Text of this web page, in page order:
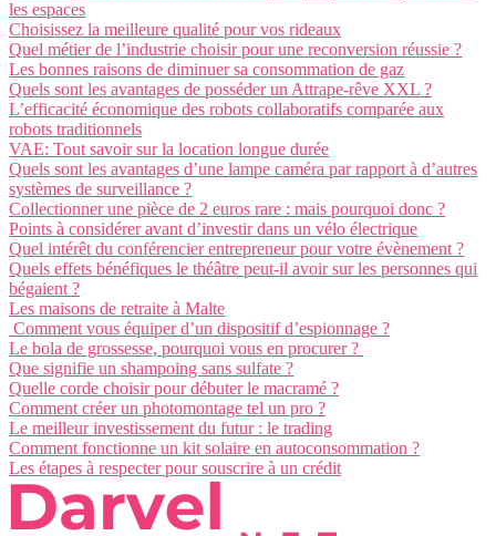
les espaces
Choisissez la meilleure qualité pour vos rideaux
Quel métier de l’industrie choisir pour une reconversion réussie ?
Les bonnes raisons de diminuer sa consommation de gaz
Quels sont les avantages de posséder un Attrape-rêve XXL ?
L’efficacité économique des robots collaboratifs comparée aux
robots traditionnels
VAE: Tout savoir sur la location longue durée
Quels sont les avantages d’une lampe caméra par rapport à d’autres
systèmes de surveillance ?
Collectionner une pièce de 2 euros rare : mais pourquoi donc ?
Points à considérer avant d’investir dans un vélo électrique
Quel intérêt du conférencier entrepreneur pour votre évènement ?
Quels effets bénéfiques le théâtre peut-il avoir sur les personnes qui
bégaient ?
Les maisons de retraite à Malte
Comment vous équiper d’un dispositif d’espionnage ?
Le bola de grossesse, pourquoi vous en procurer ?
Que signifie un shampoing sans sulfate ?
Quelle corde choisir pour débuter le macramé ?
Comment créer un photomontage tel un pro ?
Le meilleur investissement du futur : le trading
Comment fonctionne un kit solaire en autoconsommation ?
Les étapes à respecter pour souscrire à un crédit